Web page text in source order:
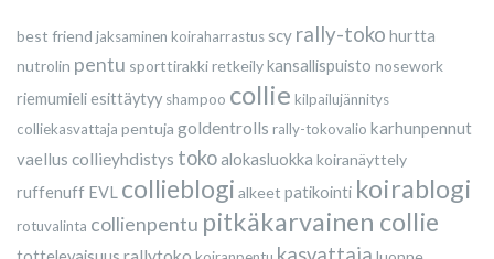
best friend jaksaminen koiraharrastusscy rally-toko hurtta
nutrolin pentu sporttirakkiretkeily kansallispuisto nosework
riemumieli esittäytyy shampoo collie kilpailujännitys
colliekasvattaja pentuja goldentrolls rally-tokovalio karhunpennut
vaellus collieyhdistys tokoalokasluokka koiranäyttely
ruffenuff EVL collieblogi alkeet patikointi koirablogi
rotuvalinta collienpentu pitkäkarvainen collie